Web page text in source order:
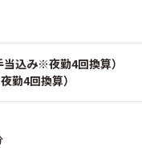
込み※夜勤4回換算）
勤4回換算）